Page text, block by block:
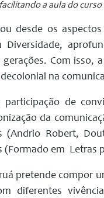
a aula do
desde os
Diversidade,
gerações. Com
na
participação de
da
(Andrio Robert,
(Formado em Letras
pretende compor
diferentes